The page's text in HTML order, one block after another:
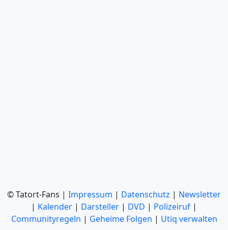
© Tatort-Fans | Impressum | Datenschutz | Newsletter
| Kalender | Darsteller | DVD | Polizeiruf |
Communityregeln | Geheime Folgen | Utiq verwalten